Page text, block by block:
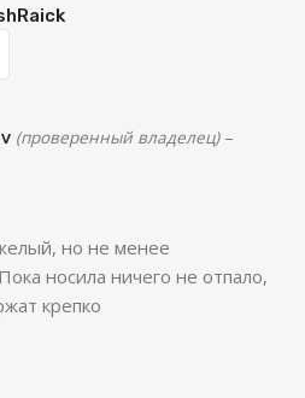
(проверенный владелец) –
но не менее
носила ничего не отпало,
крепко